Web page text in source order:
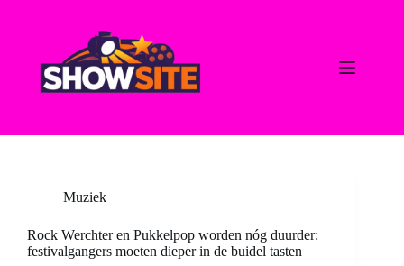
Muziek
Rock Werchter en Pukkelpop worden nóg duurder:
festivalgangers moeten dieper in de buidel tasten